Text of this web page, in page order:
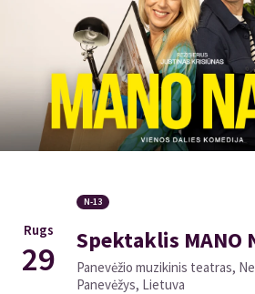
Rugs
29
N-13
Spektaklis MANO
Panevėžio muzikinis teatras,
Panevėžys, Lietuva